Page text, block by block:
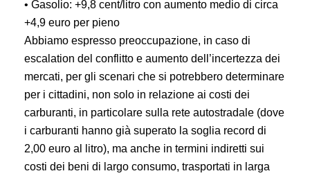
• Gasolio: +9,8 cent/litro con aumento medio di circa
+4,9 euro per pieno
Abbiamo espresso preoccupazione, in caso di
escalation del conflitto e aumento dell’incertezza dei
mercati, per gli scenari che si potrebbero determinare
per i cittadini, non solo in relazione ai costi dei
carburanti, in particolare sulla rete autostradale (dove
i carburanti hanno già superato la soglia record di
2,00 euro al litro), ma anche in termini indiretti sui
costi dei beni di largo consumo, trasportati in larga